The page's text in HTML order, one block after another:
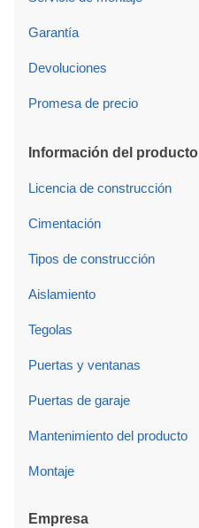
Garantía
Devoluciones
Promesa de precio
Información del producto
Licencia de construcción
Cimentación
Tipos de construcción
Aislamiento
Tegolas
Puertas y ventanas
Puertas de garaje
Mantenimiento del producto
Montaje
Empresa